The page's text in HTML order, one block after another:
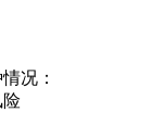
况：
险